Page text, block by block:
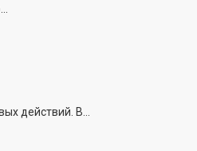
действий. В...